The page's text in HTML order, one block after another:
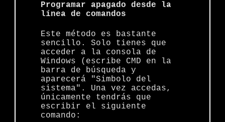
Programar apagado desde la
línea de comandos
Este método es bastante
sencillo. Solo tienes que
acceder a la consola de
Windows (escribe CMD en la
barra de búsqueda y
aparecerá "Simbolo del
sistema". Una vez accedas,
únicamente tendrás que
escribir el siguiente
comando: